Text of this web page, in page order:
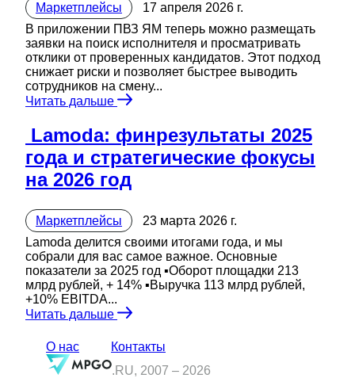
Маркетплейсы
17 апреля 2026 г.
В приложении ПВЗ ЯМ теперь можно размещать
заявки на поиск исполнителя и просматривать
отклики от проверенных кандидатов. Этот подход
снижает риски и позволяет быстрее выводить
сотрудников на смену...
Читать дальше
️ Lamoda: финрезультаты 2025
года и стратегические фокусы
на 2026 год
Маркетплейсы
23 марта 2026 г.
Lamoda делится своими итогами года, и мы
собрали для вас самое важное. Основные
показатели за 2025 год ▪️Оборот площадки 213
млрд рублей, + 14% ▪️Выручка 113 млрд рублей,
+10% EBITDA...
Читать дальше
О нас
Контакты
.RU, 2007 – 2026